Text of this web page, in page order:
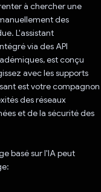
à chercher une
des
L'assistant
via des API
est conçu
avec les supports
est votre compagnon
des réseaux
et de la sécurité des
basé sur l'IA peut